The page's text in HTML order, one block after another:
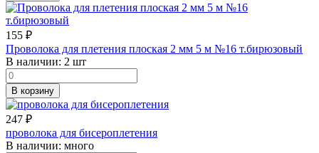
155 ₽
Проволока для плетения плоская 2 мм 5 м №16 т.бирюзовый
В наличии: 2 шт
В корзину
247 ₽
проволока для бисероплетения
В наличии: много